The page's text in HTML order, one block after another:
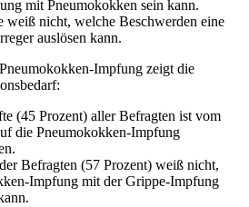
mit Pneumokokken sein kann.
weiß nicht, welche Beschwerden eine
auslösen kann.
Impfung zeigt die
(45 Prozent) aller Befragten ist vom
die Pneumokokken-Impfung
Befragten (57 Prozent) weiß nicht,
Impfung mit der Grippe-Impfung